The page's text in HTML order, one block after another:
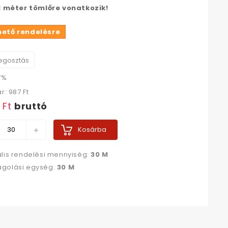
méter tömlőre vonatkozik!
rendelésre
987 Ft‎
Ft‎ bruttó
Kosárba
rendelési mennyiség:30 M
egység: 30 M